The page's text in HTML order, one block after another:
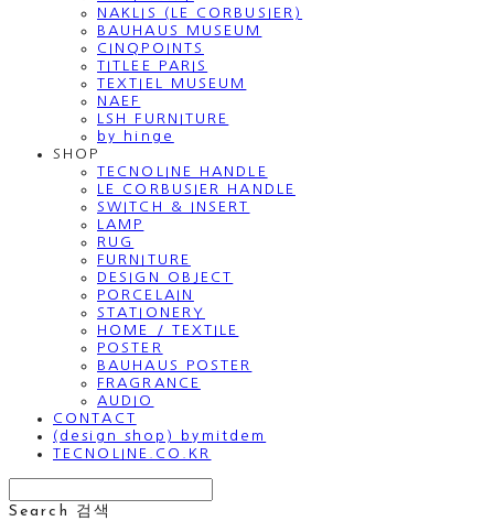
NAKLIS (LE CORBUSIER)
BAUHAUS MUSEUM
CINQPOINTS
TITLEE PARIS
TEXTIEL MUSEUM
NAEF
LSH FURNITURE
by hinge
SHOP
TECNOLINE HANDLE
LE CORBUSIER HANDLE
SWITCH & INSERT
LAMP
RUG
FURNITURE
DESIGN OBJECT
PORCELAIN
STATIONERY
HOME / TEXTILE
POSTER
BAUHAUS POSTER
FRAGRANCE
AUDIO
CONTACT
(design shop) bymitdem
TECNOLINE.CO.KR
Search 검색